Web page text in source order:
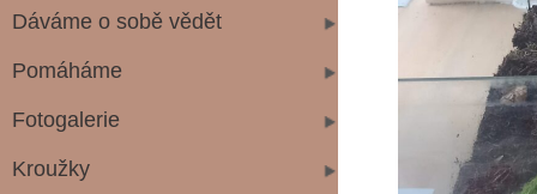
Dáváme o sobě vědět
Pomáháme
Fotogalerie
Kroužky